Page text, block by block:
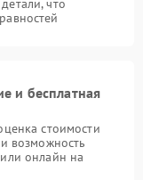
что
и бесплатная
стоимости
возможность
онлайн на